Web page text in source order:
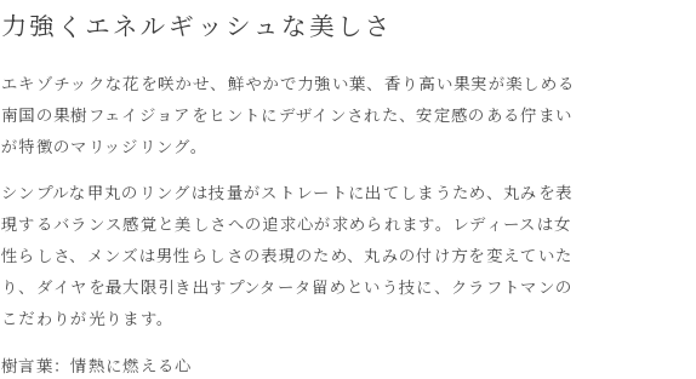
力強くエネルギッシュな美しさ
エキゾチックな花を咲かせ、鮮やかで力強い葉、香り高い果実が楽しめる
南国の果樹フェイジョアをヒントにデザインされた、安定感のある佇まい
が特徴のマリッジリング。
シンプルな甲丸のリングは技量がストレートに出てしまうため、丸みを表
現するバランス感覚と美しさへの追求心が求められます。レディースは女
性らしさ、メンズは男性らしさの表現のため、丸みの付け方を変えていた
り、ダイヤを最大限引き出すプンタータ留めという技に、クラフトマンの
こだわりが光ります。
樹言葉：情熱に燃える心